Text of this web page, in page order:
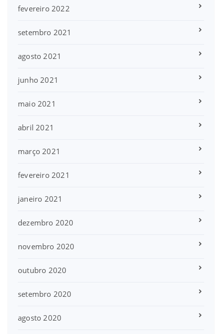
fevereiro 2022
setembro 2021
agosto 2021
junho 2021
maio 2021
abril 2021
março 2021
fevereiro 2021
janeiro 2021
dezembro 2020
novembro 2020
outubro 2020
setembro 2020
agosto 2020